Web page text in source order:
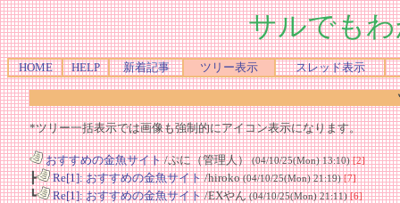
サルでも
HOME HELP 新着記事 ツリー表示 スレッド表示
*ツリー一括表示では画像も強制的にアイコン表示になります。
おすすめの金魚サイト/ぷに（管理人）(04/10/25(Mon) 13:10)[2]
┣ Re[1]: おすすめの金魚サイト/hiroko(04/10/25(Mon) 21:19)[7]
┗ Re[1]: おすすめの金魚サイト/EXやん(04/10/25(Mon) 21:11)[6]